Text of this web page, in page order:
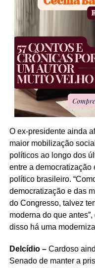
O ex-presidente ainda
maior mobilização
políticos ao longo dos
entre a democratização
político brasileiro.
democratização e das
do Congresso, talvez
moderna do que
disso há uma
Delcídio – Cardoso
Senado de manter a